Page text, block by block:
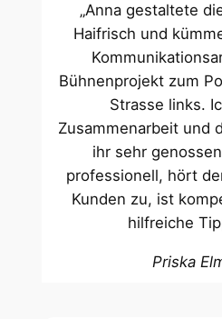
„Anna gestaltete
Haifrisch und
Bühnenprojekt zum
Strasse links.
Zusammenarbeit und
ihr sehr
professionell, hört
Kunden zu, ist
hilfreiche
Priska